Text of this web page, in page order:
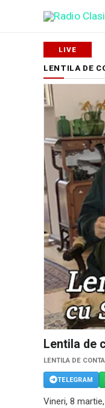
LENTILA DE
Lentila de
LENTILA DE
TELEGRAM
Vineri, 8